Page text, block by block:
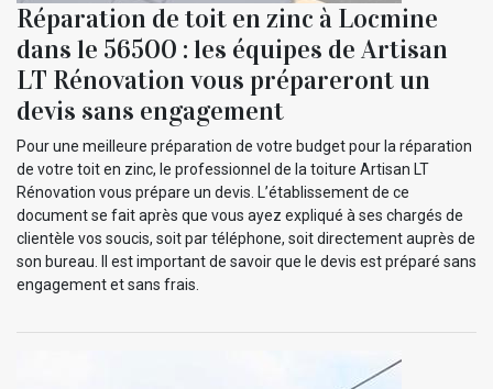
Réparation de toit en zinc à Locmine
dans le 56500 : les équipes de Artisan
LT Rénovation vous prépareront un
devis sans engagement
Pour une meilleure préparation de votre budget pour la réparation
de votre toit en zinc, le professionnel de la toiture Artisan LT
Rénovation vous prépare un devis. L’établissement de ce
document se fait après que vous ayez expliqué à ses chargés de
clientèle vos soucis, soit par téléphone, soit directement auprès de
son bureau. Il est important de savoir que le devis est préparé sans
engagement et sans frais.